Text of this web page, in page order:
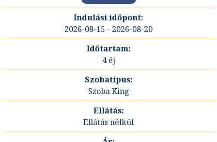
2026-08-15 - 2026-08-20
4 éj
Szoba King
Ellátás nélkül